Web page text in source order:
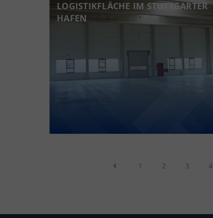
LOGISTIKFLÄCHE IM STUTTGARTER
HAFEN
Previous Page
1 2 3 4